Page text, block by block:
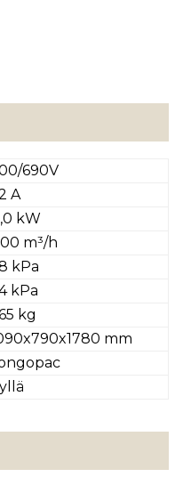
690V
A
kW
m³/h
kPa
kPa
kg
mm